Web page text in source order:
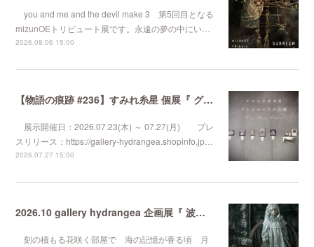
you and me and the devil make 3 第5回目となる
mizunOEトリビュート展です。永遠の夢の中にい…
2026.08.06 15:00
【物語の痕跡 #236】すみれ糸星 個展『 グレイローズのお城 』
展示開催日：2026.07.23(木) ～ 07.27(月) プレ
スリリース：https://gallery-hydrangea.shopinfo.jp…
2026.07.27 15:00
2026.10 gallery hydrangea 企画展『 波音を待つ夜に 』
刻の積もる花咲く部屋で 海の記憶が香る頃 月